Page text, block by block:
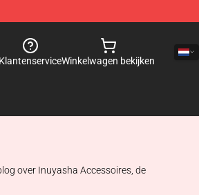
KlantenserviceWinkelwagen bekijken
over Inuyasha Accessoires, de